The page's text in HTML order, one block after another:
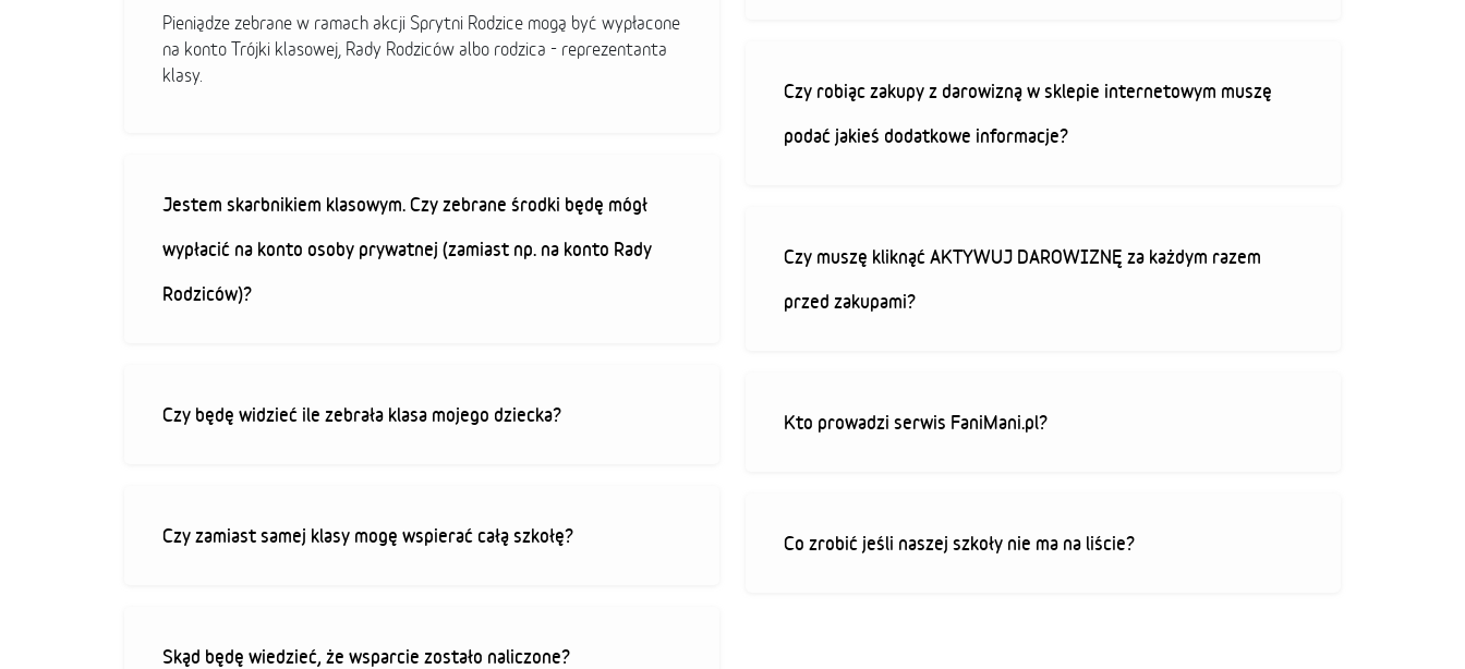
Pieniądze zebrane w ramach akcji Sprytni Rodzice mogą być wypłacone
na konto Trójki klasowej, Rady Rodziców albo rodzica - reprezentanta
klasy.
Jestem skarbnikiem klasowym. Czy zebrane środki będę mógł
wypłacić na konto osoby prywatnej (zamiast np. na konto Rady
Rodziców)?
Czy będę widzieć ile zebrała klasa mojego dziecka?
Czy zamiast samej klasy mogę wspierać całą szkołę?
Skąd będę wiedzieć, że wsparcie zostało naliczone?
Czy robiąc zakupy z darowizną w sklepie internetowym muszę
podać jakieś dodatkowe informacje?
Czy muszę kliknąć AKTYWUJ DAROWIZNĘ za każdym razem
przed zakupami?
Kto prowadzi serwis FaniMani.pl?
Co zrobić jeśli naszej szkoły nie ma na liście?